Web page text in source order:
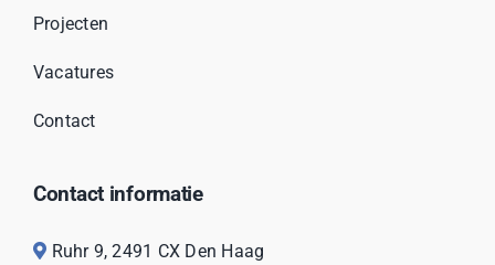
Projecten
Vacatures
Contact
Contact informatie
Ruhr 9, 2491 CX Den Haag